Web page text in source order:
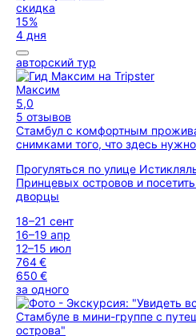
скидка
15%
4 дня
авторский тур
Максим
5,0
5 отзывов
Стамбул с комфортным
снимками того, что здесь
Прогуляться по улице
Принцевых островов и
дворцы
18–21 сент
16–19 апр
12–15 июл
764 €
650 €
за одного